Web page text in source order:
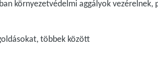
környezetvédelmi aggályok vezérelnek,
többek között